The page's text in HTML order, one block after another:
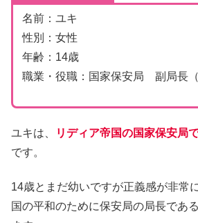
名前：ユキ
性別：女性
年齢：14歳
職業・役職：国家保安局 副局長（
ユキは、
リディア帝国の国家保安局
です。
14歳とまだ幼いですが正義感が非常
国の平和のために保安局の局長であ